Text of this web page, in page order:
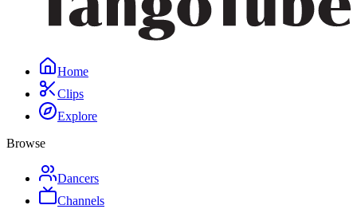
Home
Clips
Explore
Browse
Dancers
Channels